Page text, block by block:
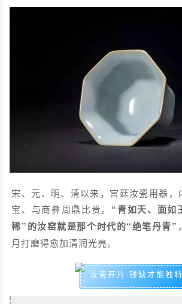
宋、元、明、清以来，宫廷汝瓷用器，
宝、与商彝周鼎比贵。 “青如天、面如
稀”的汝窑就是那个时代的“绝笔丹青”
月打磨得愈加清润光亮。
汝瓷开片·残缺才能独特